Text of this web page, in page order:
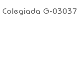
Colegiada G-03037